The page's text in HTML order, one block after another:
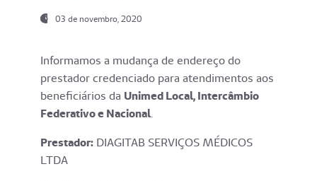
03 de novembro, 2020
Informamos a mudança de endereço do
prestador credenciado para atendimentos aos
beneficiários da Unimed Local, Intercâmbio
Federativo e Nacional.
Prestador: DIAGITAB SERVIÇOS MÉDICOS
LTDA